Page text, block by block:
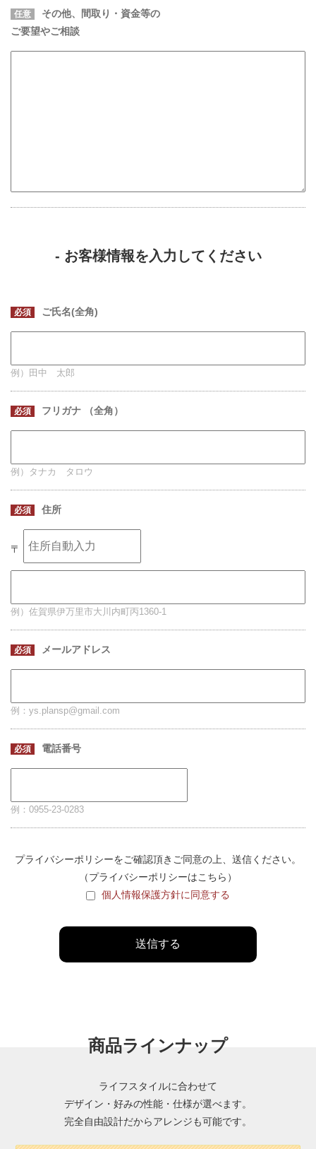
任意
その他、間取り・資金等の
ご要望やご相談
- お客様情報を入力してください
必須 ご氏名(全角)
例）田中 太郎
必須 フリガナ （全角）
例）タナカ タロウ
必須 住所
〒
例）佐賀県伊万里市大川内町丙1360-1
必須 メールアドレス
例：ys.plansp@gmail.com
必須 電話番号
例：0955-23-0283
プライバシーポリシーをご確認頂きご同意の上、送信ください。
（プライバシーポリシーはこちら ）
個人情報保護方針に同意する
商品ラインナップ
ライフスタイルに合わせて
デザイン・好みの性能・仕様が選べます。
完全自由設計だからアレンジも可能です。